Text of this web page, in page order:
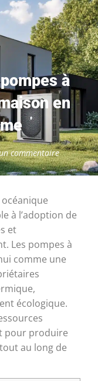
à
en
commentaire
à l’adoption de
et
Les pompes à
comme une
écologique.
pour produire
au long de